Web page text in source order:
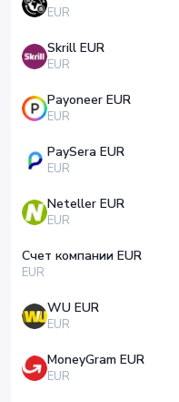
EUR
Skrill EUR
EUR
Payoneer EUR
EUR
PaySera EUR
EUR
Neteller EUR
EUR
Счет компании EUR
EUR
WU EUR
EUR
MoneyGram EUR
EUR